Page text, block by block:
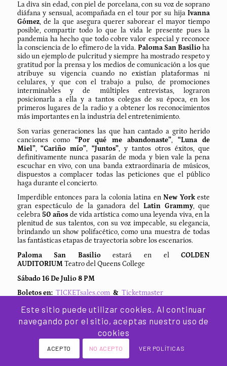
La diva sin edad, con piel de porcelana, con su voz de soprano
diáfana y sensual, acompañada en el tour por su hijaIvanna
Gómez, de la que asegura querer saborear el mayor tiempo
posible, compartir todo lo que la vida le presente pues la
pandemia ha hecho que todo cobre valor especial y reconoce
la consciencia de lo efímero de la vida. Paloma San Basilioha
sido un ejemplo de pulcritud y siempre ha mostrado respeto y
gratitud por la prensa y los medios de comunicación a los que
atribuye su vigencia cuando no existían plataformas ni
celulares, y que con el trabajo a pulso, de promociones
interminables y de múltiples entrevistas, lograron
posicionarla a ella y a tantos colegas de su época, en los
primeros lugares de la radio y a obtener los reconocimientos
más importantes en la industria del entretenimiento.
Son varias generaciones las que han cantado a grito herido
canciones como“Por qué me abandonaste”,“Luna de
Miel”,“Cariño mío”,“Juntos”, y tantos otros éxitos, que
definitivamente nunca pasarán de moda y bien vale la pena
escuchar en vivo, con una banda extraordinaria de músicos,
dispuestos a complacer todas las peticiones que el público
haga durante el concierto.
Imperdible entonces para la colonia latina enNew Yorkeste
gran espectáculo de la ganadora del Latin Grammy, que
celebra50 años de vida artística como una leyenda viva, en la
plenitud de sus talentos, con su voz impecable, su elegancia,
brindando un show polifacético, como una muestra de todas
las fantásticas etapas de trayectoria sobre los escenarios.
Paloma San Basilioestará en elCOLDEN
AUDITORIUMTeatro del Queens College
Sábado 16 De Julio 8 PM
Boletos en: TICKETsales.com& Ticketmaster
Luz Carime Anchique
STARS WORLD PRODUCTION
25 DE JUNIO DE 2022
Este sitio puede utilizar cookies. Al continuar
navegando por el sitio, aceptas nuestro uso de
cookies
ACEPTO NO ACEPTO VER POLÍTICAS